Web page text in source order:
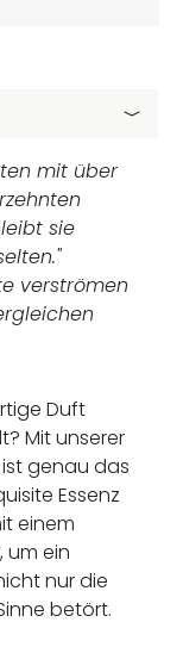
mit über
sie
verströmen
Duft
Mit unserer
ist genau das
Essenz
einem
um ein
nur die
betört.